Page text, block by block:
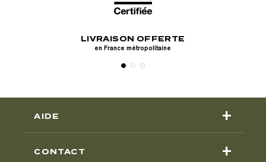
LIVRAISON OFFERTE
en France métropolitaine
AIDE +
CONTACT +